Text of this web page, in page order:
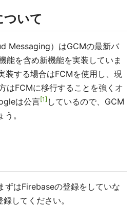
ついて
Messaging）はGCMの最新バ
能を含め新機能を実装していま
装する場合はFCMを使用し、現
はFCMに移行することを強くオ
は公言 1 しているので、GCM
。
ずはFirebaseの登録をしていな
してください。